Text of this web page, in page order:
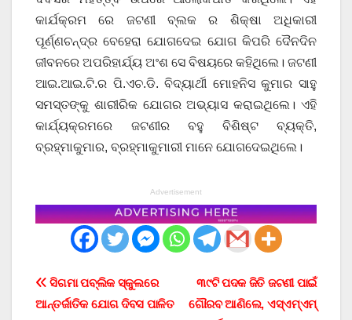
କାର୍ଯକ୍ରମ ରେ ଜଟଣୀ ବ୍ଲକ ର ଶିକ୍ଷା ଅଧିକାରୀ
ପୂର୍ଣ୍ଣଚନ୍ଦ୍ର ବେହେରା ଯୋଗଦେଇ ଯୋଗ କିପରି ଦୈନଦିନ
ଜୀବନରେ ଅପରିହାର୍ଯ୍ୟ ଅଂଶ ସେ ବିଷୟରେ କହିଥିଲେ। ଜଟଣୀ
ଆଇ.ଆଇ.ଟି.ର ପି.ଏଚ.ଡି. ବିଦ୍ୟାର୍ଥୀ ମୋହନିସ କୁମାର ସାହୁ
ସମସ୍ତଙ୍କୁ ଶାରୀରିକ ଯୋଗର ଅଭ୍ୟାସ କରାଇଥିଲେ। ଏହି
କାର୍ଯ୍ୟକ୍ରମରେ ଜଟଣୀର ବହୁ ବିଶିଷ୍ଟ ବ୍ୟକ୍ତି,
ବ୍ରହ୍ମାକୁମାର, ବ୍ରହ୍ମାକୁମାରୀ ମାନେ ଯୋଗଦେଇଥିଲେ।
Advertisement
Post
୩୯ଟି ପଦକ ଜିତି ଜଟଣୀ ପାଇଁ
ଗୌରବ ଆଣିଲେ, ଏସ୍ଏମ୍ଏମ୍
ସିଗମା ପବ୍ଲିକ ସ୍କୁଲରେ
ଆନ୍ତର୍ଜାତିକ ଯୋଗ ଦିବସ ପାଳିତ